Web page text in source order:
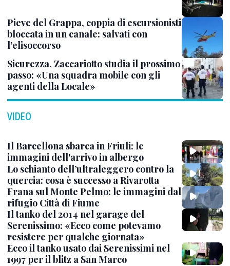
Pieve del Grappa, coppia di escursionisti
bloccata in un canale: salvati con
l’elisoccorso
Sicurezza, Zaccariotto studia il prossimo
passo: «Una squadra mobile con gli
agenti della Locale»
VIDEO
Il Barcellona sbarca in Friuli: le
immagini dell'arrivo in albergo
Lo schianto dell’ultraleggero contro la
quercia: cosa è successo a Rivarotta
Frana sul Monte Pelmo: le immagini dal
rifugio Città di Fiume
Il tanko del 2014 nel garage del
Serenissimo: «Ecco come potevamo
resistere per qualche giornata»
Ecco il tanko usato dai Serenissimi nel
1997 per il blitz a San Marco